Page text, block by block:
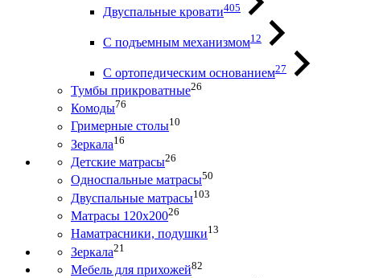
Двуспальные кровати405
С подъемным механизмом12
С ортопедическим основанием27
Тумбы прикроватные26
Комоды76
Гримерные столы10
Зеркала16
Детские матрасы26
Односпальные матрасы50
Двуспальные матрасы103
Матрасы 120х20026
Наматрасники, подушки13
Зеркала21
Мебель для прихожей82